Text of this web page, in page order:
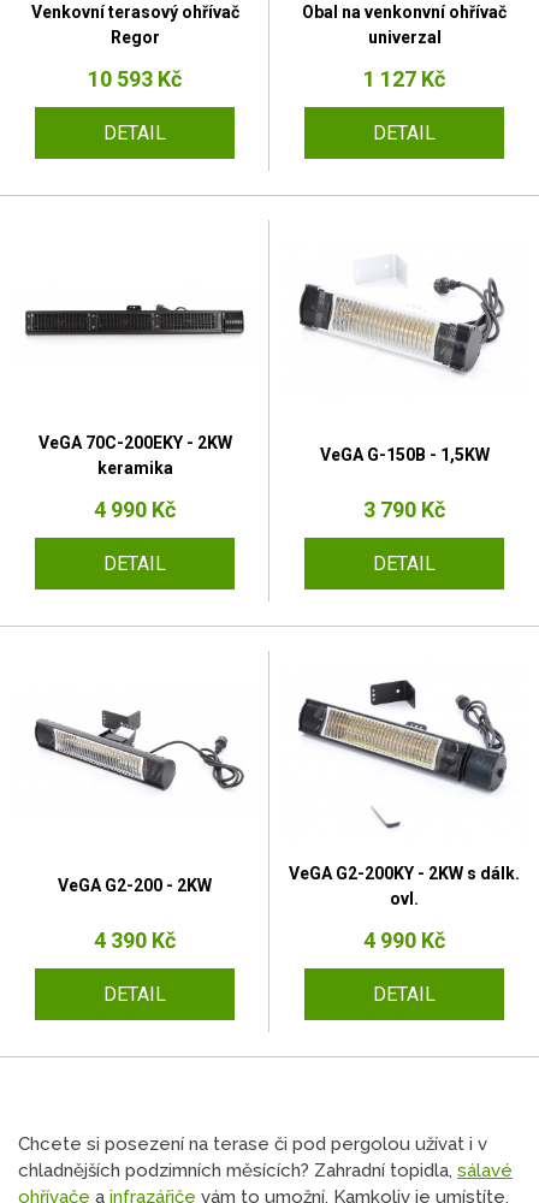
Venkovní terasový ohřívač
Regor
10 593 Kč
DETAIL
Obal na venkonvní ohřívač
univerzal
1 127 Kč
DETAIL
VeGA 70C-200EKY - 2KW
keramika
4 990 Kč
DETAIL
VeGA G-150B - 1,5KW
3 790 Kč
DETAIL
VeGA G2-200 - 2KW
4 390 Kč
DETAIL
VeGA G2-200KY - 2KW s dálk.
ovl.
4 990 Kč
DETAIL
Chcete si posezení na terase či pod pergolou užívat i v
chladnějších podzimních měsících? Zahradní topidla, sálavé
ohřívače a infrazářiče vám to umožní. Kamkoliv je umístíte,